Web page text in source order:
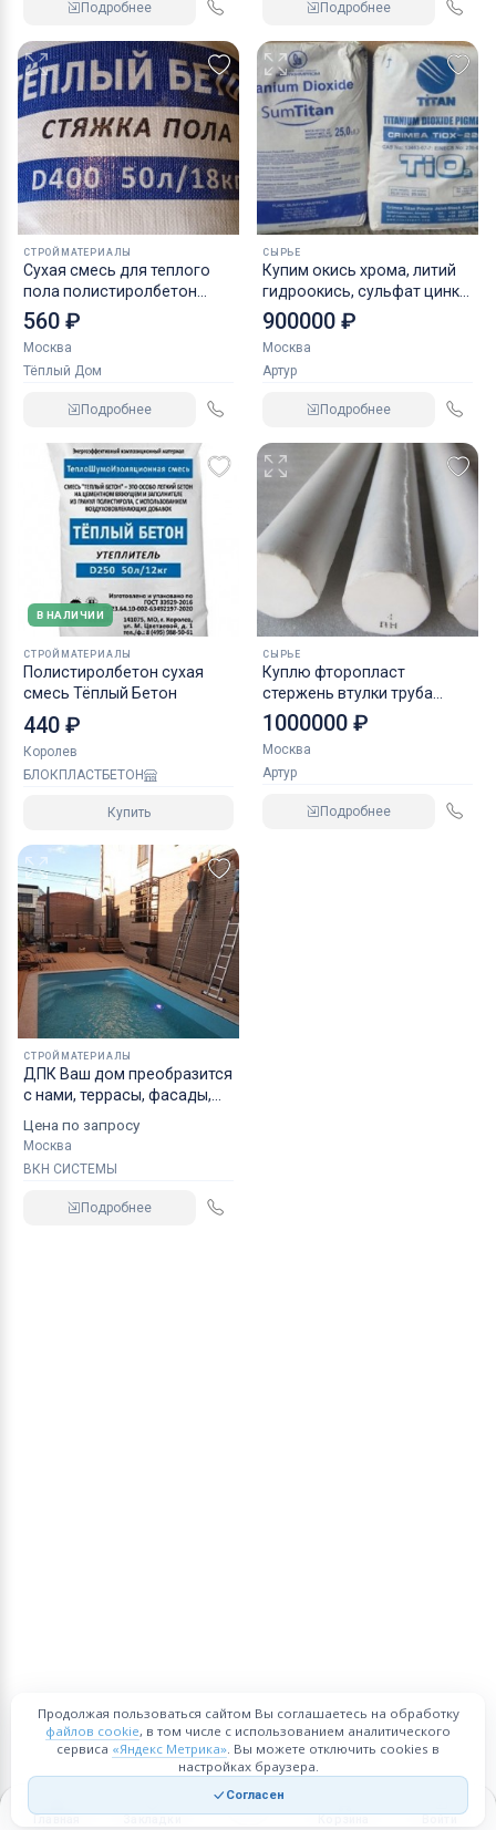
Подробнее Подробнее
СТРОЙМАТЕРИАЛЫ
Cухая смесь для теплого
пола полистиролбетон
теплобетон
560 ₽
Москва
Тёплый Дом
Подробнее
СЫРЬЕ
Купим окись хрома, литий
гидроокись, сульфат цинка
и прочие реактивы, химию
900000 ₽
Москва
Артур
Подробнее
В НАЛИЧИИ
СТРОЙМАТЕРИАЛЫ
Полистиролбетон сухая
смесь Тёплый Бетон
440 ₽
Королев
БЛОКПЛАСТБЕТОН
Купить
СЫРЬЕ
Куплю фторопласт
стержень втулки труба
пленка порошок и прочее
неликвиды по РФ
1000000 ₽
Москва
Артур
Подробнее
СТРОЙМАТЕРИАЛЫ
ДПК Ваш дом преобразится
с нами, террасы, фасады,
полимерного композита,
отделки загородного дома,
декинг
Цена по запросу
Москва
ВКН СИСТЕМЫ
Подробнее
Главная Закладки Корзина Войти
Продолжая пользоваться сайтом Вы соглашаетесь на обработку
файлов cookie, в том числе с использованием аналитического
сервиса «Яндекс Метрика». Вы можете отключить cookies в
настройках браузера.
Согласен